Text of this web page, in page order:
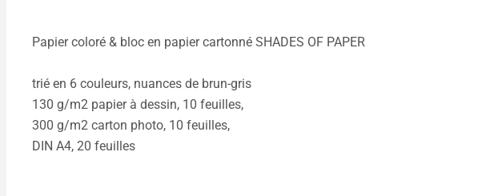
Papier coloré & bloc en papier cartonné SHADES OF PAPER
trié en 6 couleurs, nuances de brun-gris
130 g/m2 papier à dessin, 10 feuilles,
300 g/m2 carton photo, 10 feuilles,
DIN A4, 20 feuilles